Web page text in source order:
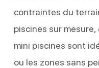
contraintes du
piscines sur
mini piscines sont
ou les zones sans